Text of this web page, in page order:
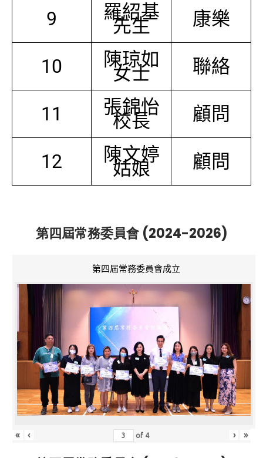
9 羅紹基
先生 康樂
10 陳琼如
女士 聯絡
11 張錦怡
校長 顧問
12 陳文婷
姑娘 顧問
第四屆常務委員會 (2024-2026)
第四屆常務委員會成立
« ‹ of 4 › »